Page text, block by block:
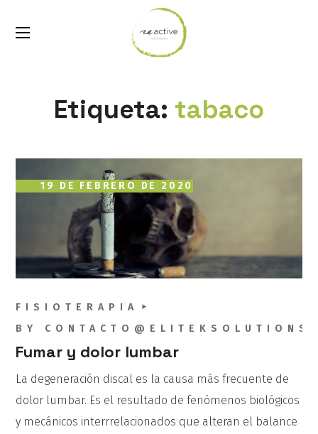
Etiqueta: tabaco
19 DE FEBRERO DE 2020
FISIOTERAPIA
BY
Fumar y dolor lumbar
La degeneración discal es la causa más frecuente de
dolor lumbar. Es el resultado de fenómenos biológicos
y mecánicos interrrelacionados que alteran el balance